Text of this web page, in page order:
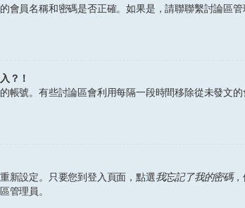
會員名稱和密碼是否正確。如果是，請聯聯繫討論區
？！
帳號。有些討論區會利用每隔一段時間移除從未發文
新設定。只要您到登入頁面，點選我忘記了我的密碼，
管理員。